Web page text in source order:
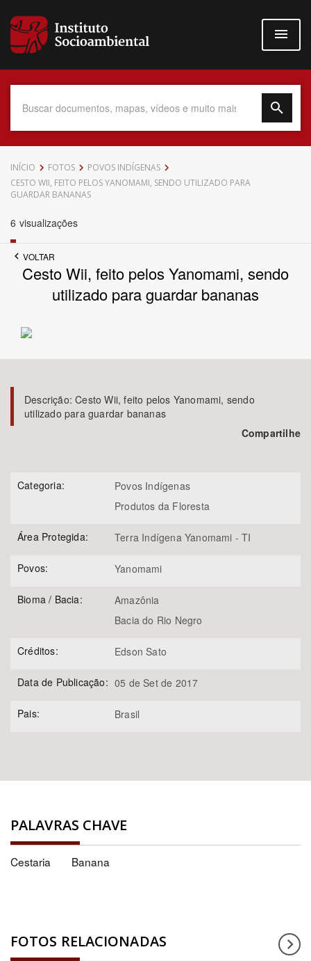
para
conteúdo
Data do Documento
Subtema
Área Protegida
BUSCAR
INÍCIO FOTOS
POVOS INDÍGENAS
CESTO WII, FEITO PELOS YANOMAMI, SENDO UTILIZADO PARA
GUARDAR BANANAS
6 visualizações
VOLTAR
Cesto Wii, feito pelos Yanomami, sendo
utilizado para guardar bananas
Descrição:Cesto Wii, feito pelos Yanomami, sendo
utilizado para guardar bananas
Compartilhe
Categoria:
Povos Indígenas
Produtos da Floresta
Área Protegida: Terra Indígena Yanomami - TI
Povos: Yanomami
Bioma / Bacia:
Amazônia
Bacia do Rio Negro
Créditos: Edson Sato
Data de Publicação: 05 de Set de 2017
Pais: Brasil
PALAVRAS CHAVE
Cestaria Banana
FOTOS RELACIONADAS